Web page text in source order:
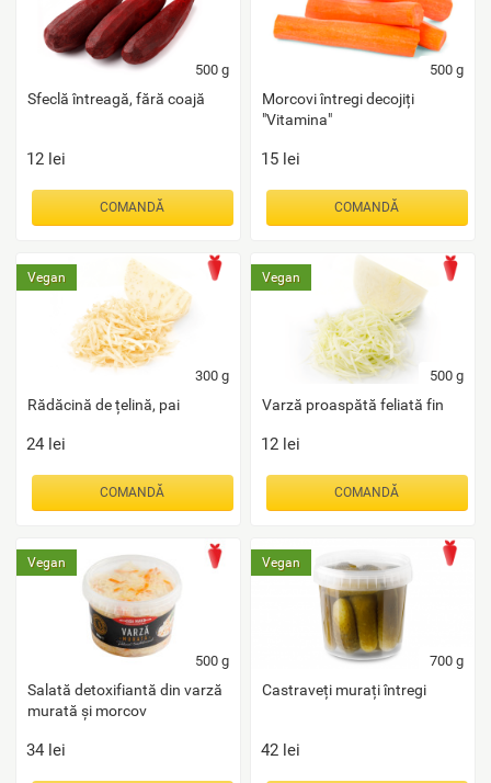
500 g
Sfeclă întreagă, fără coajă
12 lei
COMANDĂ
500 g
Morcovi întregi decojiți
"Vitamina"
15 lei
COMANDĂ
300 g
Vegan
Rădăcină de țelină, pai
24 lei
COMANDĂ
500 g
Vegan
Varză proaspătă feliată fin
12 lei
COMANDĂ
500 g
Vegan
Salată detoxifiantă din varză
murată și morcov
34 lei
700 g
Vegan
Castraveți murați întregi
42 lei